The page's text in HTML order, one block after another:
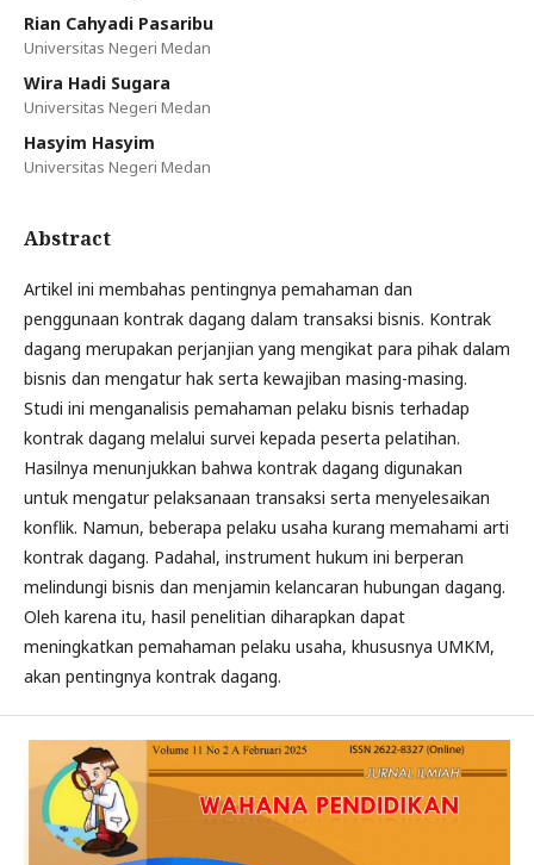
Rian Cahyadi Pasaribu
Universitas Negeri Medan
Wira Hadi Sugara
Universitas Negeri Medan
Hasyim Hasyim
Universitas Negeri Medan
Abstract
Artikel ini membahas pentingnya pemahaman dan
penggunaan kontrak dagang dalam transaksi bisnis. Kontrak
dagang merupakan perjanjian yang mengikat para pihak dalam
bisnis dan mengatur hak serta kewajiban masing-masing.
Studi ini menganalisis pemahaman pelaku bisnis terhadap
kontrak dagang melalui survei kepada peserta pelatihan.
Hasilnya menunjukkan bahwa kontrak dagang digunakan
untuk mengatur pelaksanaan transaksi serta menyelesaikan
konflik. Namun, beberapa pelaku usaha kurang memahami arti
kontrak dagang. Padahal, instrument hukum ini berperan
melindungi bisnis dan menjamin kelancaran hubungan dagang.
Oleh karena itu, hasil penelitian diharapkan dapat
meningkatkan pemahaman pelaku usaha, khususnya UMKM,
akan pentingnya kontrak dagang.